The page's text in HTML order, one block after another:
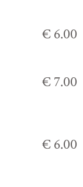
€ 6.00
€ 7.00
€ 6.00